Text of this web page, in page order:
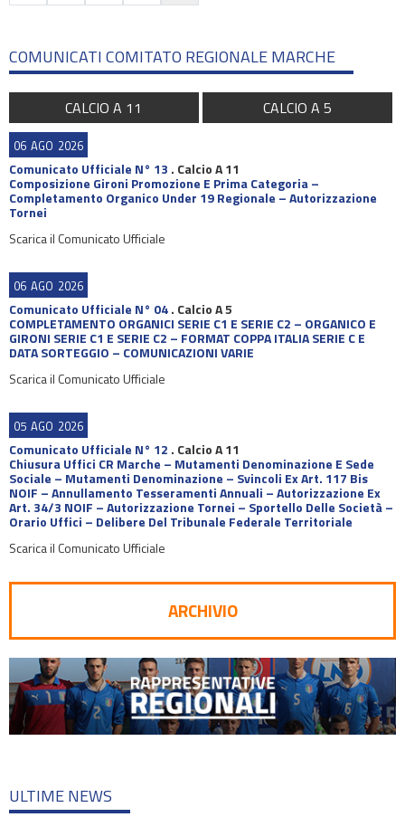
COMUNICATI COMITATO REGIONALE MARCHE
CALCIO A 11 CALCIO A 5
06 AGO 2026
Comunicato Ufficiale N° 13 . Calcio A 11
Composizione Gironi Promozione E Prima Categoria –
Completamento Organico Under 19 Regionale – Autorizzazione
Tornei
Scarica il Comunicato Ufficiale
06 AGO 2026
Comunicato Ufficiale N° 04. Calcio A 5
COMPLETAMENTO ORGANICI SERIE C1 E SERIE C2 – ORGANICO E
GIRONI SERIE C1 E SERIE C2 – FORMAT COPPA ITALIA SERIE C E
DATA SORTEGGIO – COMUNICAZIONI VARIE
Scarica il Comunicato Ufficiale
05 AGO 2026
Comunicato Ufficiale N° 12 . Calcio A 11
Chiusura Uffici CR Marche – Mutamenti Denominazione E Sede
Sociale – Mutamenti Denominazione – Svincoli Ex Art. 117 Bis
NOIF – Annullamento Tesseramenti Annuali – Autorizzazione Ex
Art. 34/3 NOIF – Autorizzazione Tornei – Sportello Delle Società –
Orario Uffici – Delibere Del Tribunale Federale Territoriale
Scarica il Comunicato Ufficiale
ARCHIVIO
ULTIME NEWS